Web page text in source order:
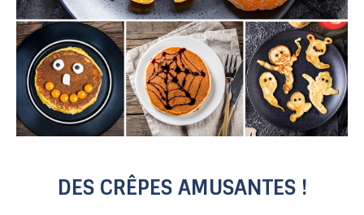
DES CRÊPES AMUSANTES !